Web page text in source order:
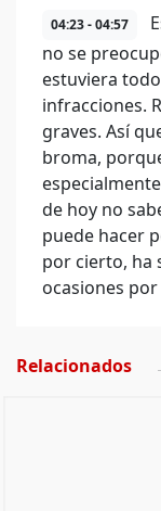
04:23 - 04:57
no se
estuviera
infracciones.
graves. Así
broma,
de hoy no
puede hacer
por cierto, ha
ocasiones
Relacionados